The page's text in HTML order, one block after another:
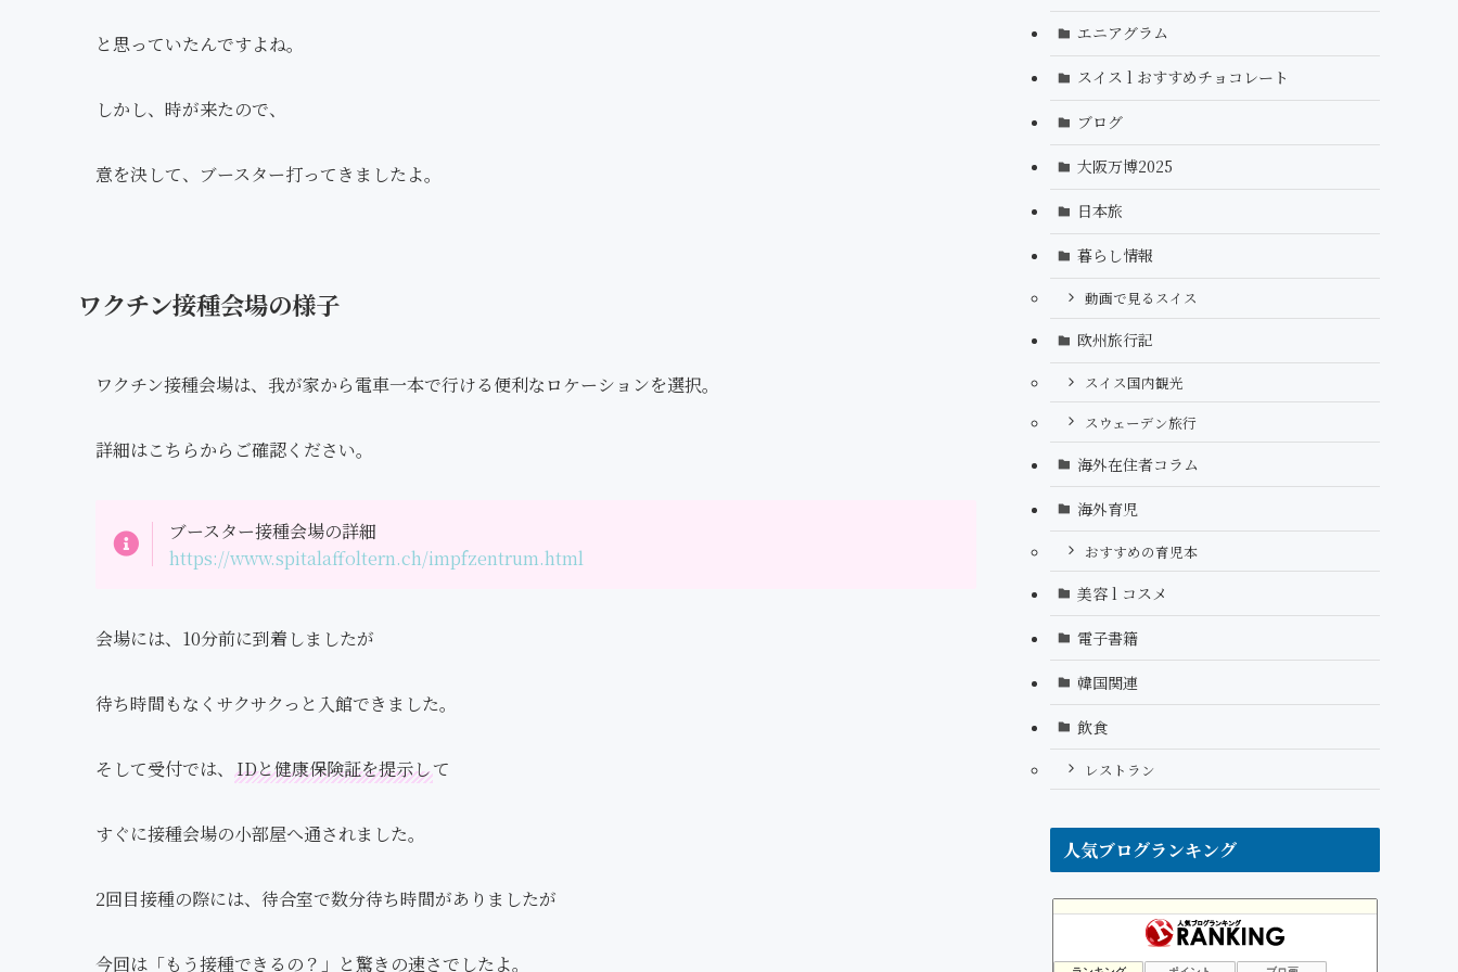
と思っていたんですよね。
しかし、時が来たので、
意を決して、ブースター打ってきましたよ。
ワクチン接種会場の様子
ワクチン接種会場は、我が家から電車一本で行ける便利なロケーションを選択。
詳細はこちらからご確認ください。
ブースター接種会場の詳細
https://www.spitalaffoltern.ch/impfzentrum.html
会場には、10分前に到着しましたが
待ち時間もなくサクサクっと入館できました。
そして受付では、 IDと健康保険証を提示して
すぐに接種会場の小部屋へ通されました。
2回目接種の際には、待合室で数分待ち時間がありましたが
今回は「もう接種できるの？」と驚きの速さでしたよ。
エニアグラム
スイス l おすすめチョコレート
ブログ
大阪万博2025
日本旅
暮らし情報
動画で見るスイス
欧州旅行記
スイス国内観光
スウェーデン旅行
海外在住者コラム
海外育児
おすすめの育児本
美容 l コスメ
電子書籍
韓国関連
飲食
レストラン
人気ブログランキング
森水絵と主婦達の本音！口コミや噂が本当か？体験チェック！
そうだ!ドイツへ移住だっ!!